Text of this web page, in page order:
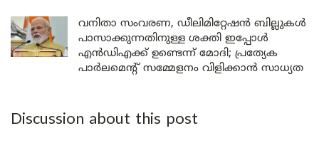
വനിതാ സംവരണ, ഡീലിമിറ്റേഷൻ ബില്ലുകൾ
പാസാക്കുന്നതിനുള്ള ശക്തി ഇപ്പോൾ
എൻഡിഎക്ക് ഉണ്ടെന്ന് മോദി; പ്രത്യേക
പാർലമെന്റ് സമ്മേളനം വിളിക്കാൻ സാധ്യത
Discussion about this post